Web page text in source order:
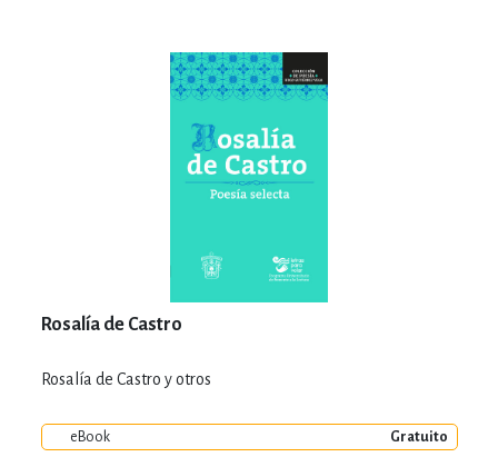
Rosalía de Castro
Rosalía de Castro y otros
eBook Gratuito